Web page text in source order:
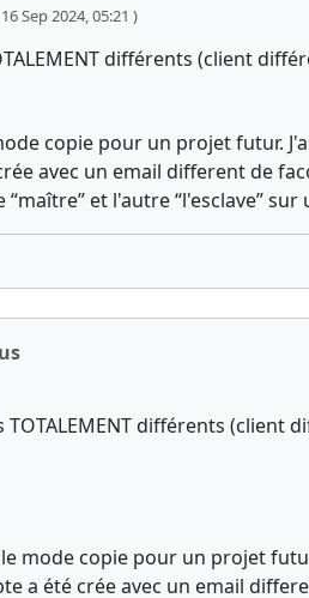
Sep 2024, 05:21 )
différents (client
copie pour un projet futur.
avec un email different de
et l'autre “l'esclave”
TOTALEMENT différents
mode copie pour un projet
a été crée avec un email